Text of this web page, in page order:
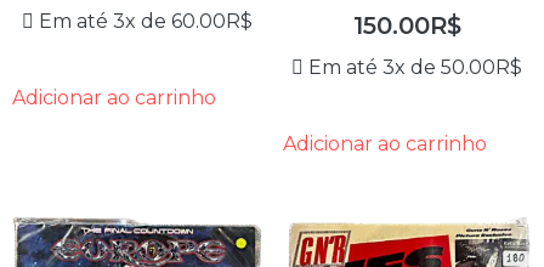
Em até 3x de 60.00R$
Adicionar ao carrinho
150.00R$
Em até 3x de50.00R$
Adicionar ao carrinho